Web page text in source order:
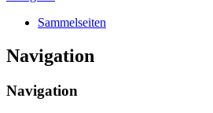
Sammelseiten
Navigation
Navigation